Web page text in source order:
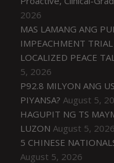
2026
MAS LAMANG ANG
IMPEACHMENT TRIAL
LOCALIZED PEACE
5, 2026
P92.8 MILYON ANG
PIYANSA? August 5,
HAGUPIT NG TS
LUZON August 5, 2026
5 CHINESE
August 5, 2026